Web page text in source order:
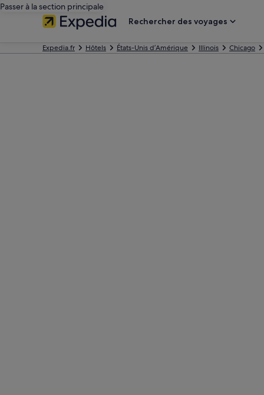
Passer à la section principale
Rechercher des voyages
Expedia.fr Hôtels États-Unis d’Amérique Illinois Chicago